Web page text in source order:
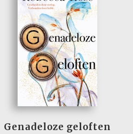
Genadeloze geloften